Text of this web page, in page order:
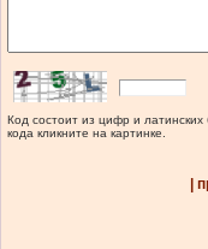
Код состоит из цифр и латинских
кода кликните на картинке.
|